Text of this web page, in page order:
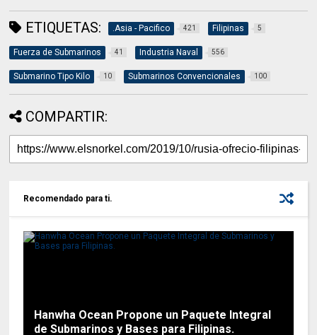
ETIQUETAS: .Asia - Pacifico 421 Filipinas 5
Fuerza de Submarinos 41 Industria Naval 556
Submarino Tipo Kilo 10 Submarinos Convencionales 100
COMPARTIR:
Recomendado para ti.
Hanwha Ocean Propone un Paquete Integral
de Submarinos y Bases para Filipinas.